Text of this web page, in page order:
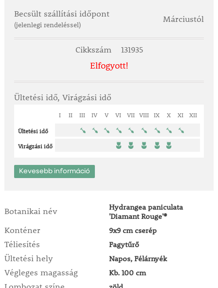
Becsült szállítási időpont
(jelenlegi rendeléssel)
Márciustól
Cikkszám 131935
Elfogyott!
Ültetési idő, Virágzási idő
I II III IV V VI VII VIII IX X XI XII
Ültetési idő
Virágzási idő
Kevesebb információ
Botanikai név
Hydrangea paniculata
'Diamant Rouge'®
Konténer 9x9 cm cserép
Téliesítés Fagytűrő
Ültetési hely Napos, Félárnyék
Végleges magasság Kb. 100 cm